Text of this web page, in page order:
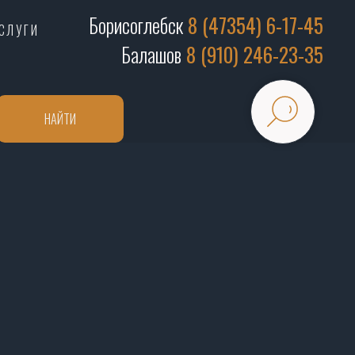
Борисоглебск8 (47354) 6-17-45
Балашов 8 (910) 246-23-35
НАЙТИ